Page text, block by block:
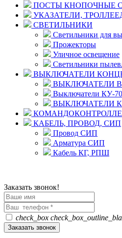
ПОСТЫ КНОПОЧНЫЕ
УКАЗАТЕЛИ,
СВЕТИЛЬНИКИ
Светильники для
Прожекторы
Уличное освещение
Светильники
ВЫКЛЮЧАТЕЛИ
ВЫКЛЮЧАТЕЛИ
Выключатели КУ-
ВЫКЛЮЧАТЕЛИ
КАБЕЛЬ, ПРОВОД, СИП
Провод СИП
Арматура СИП
Кабель КГ, РПШ
Заказать звонок!
check_box